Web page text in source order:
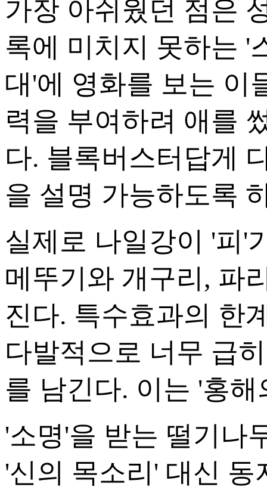
가장 아쉬웠던 점은
록에 미치지 못하는 '
대'에 영화를 보는 이
력을 부여하려 애를
다. 블록버스터답게
을 설명 가능하도록
실제로 나일강이 '피'
메뚜기와 개구리, 파
진다. 특수효과의 한
다발적으로 너무 급
를 남긴다. 이는 '홍
'소명'을 받는 떨기나
'신의 목소리' 대신